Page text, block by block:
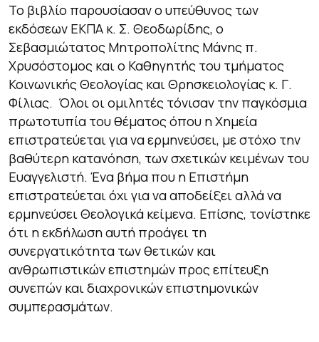
Το βιβλίο παρουσίασαν ο υπεύθυνος των
εκδόσεων ΕΚΠΑ κ. Σ. Θεοδωρίδης, ο
Σεβασμιώτατος Μητροπολίτης Μάνης π.
Χρυσόστομος και ο Καθηγητής του τμήματος
Κοινωνικής Θεολογίας και Θρησκειολογίας κ. Γ.
Φίλιας. Όλοι οι ομιλητές τόνισαν την παγκόσμια
πρωτοτυπία του θέματος όπου η Χημεία
επιστρατεύεται για να ερμηνεύσει, με στόχο την
βαθύτερη κατανόηση, των σχετικών κειμένων του
Ευαγγελιστή. Ένα βήμα που η Επιστήμη
επιστρατεύεται όχι για να αποδείξει αλλά να
ερμηνεύσει Θεολογικά κείμενα. Επίσης, τονίστηκε
ότι η εκδήλωση αυτή προάγει τη
συνεργατικότητα των θετικών και
ανθρωπιστικών επιστημών προς επίτευξη
συνεπών και διαχρονικών επιστημονικών
συμπερασμάτων.